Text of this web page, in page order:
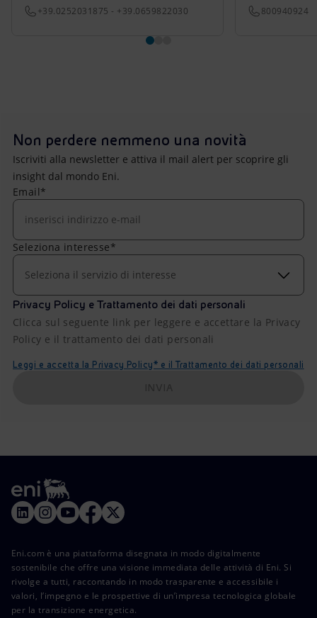
+39.0252031875 - +39.0659822030 800940924
Non perdere nemmeno una novità
Iscriviti alla newsletter e attiva il mail alert per scoprire gli
insight dal mondo Eni.
Email*
Seleziona interesse*
Seleziona il servizio di interesse
Privacy Policy e Trattamento dei dati personali
Clicca sul seguente link per leggere e accettare la Privacy
Policy e il trattamento dei dati personali
Leggi e accetta la Privacy Policy* e il Trattamento dei dati personali
Eni.com è una piattaforma disegnata in modo digitalmente
sostenibile che offre una visione immediata delle attività di Eni. Si
rivolge a tutti, raccontando in modo trasparente e accessibile i
valori, l’impegno e le prospettive di un’impresa tecnologica globale
per la transizione energetica.